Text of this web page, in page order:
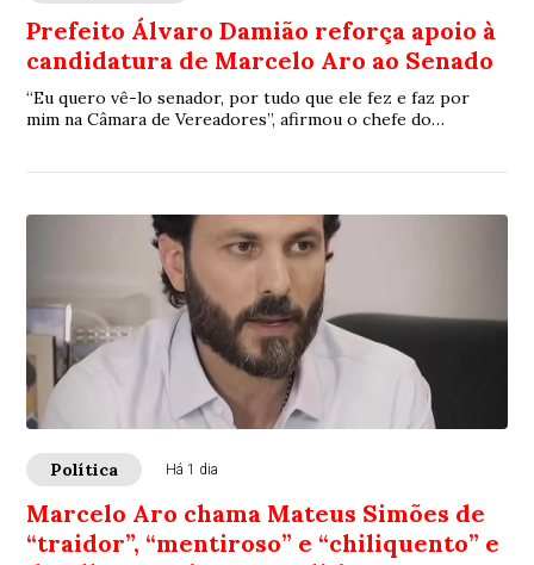
Prefeito Álvaro Damião reforça apoio à
candidatura de Marcelo Aro ao Senado
“Eu quero vê-lo senador, por tudo que ele fez e faz por
mim na Câmara de Vereadores”, afirmou o chefe do
Política Há 1 dia
Marcelo Aro chama Mateus Simões de
“traidor”, “mentiroso” e “chiliquento” e